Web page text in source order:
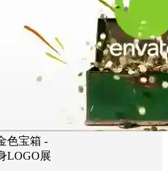
色宝箱 -
LOGO展